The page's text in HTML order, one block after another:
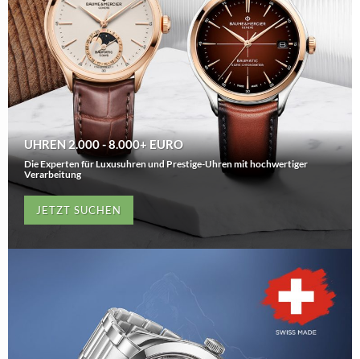
UHREN 2.000 - 8.000+ EURO
Die Experten für Luxusuhren und Prestige-Uhren mit hochwertiger
Verarbeitung
JETZT SUCHEN